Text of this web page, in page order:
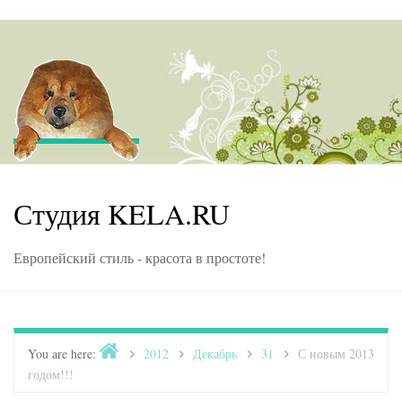
Студия KELA.RU
Европейский стиль - красота в простоте!
You are here: Home2012 Декабрь 31
С новым 2013
годом!!!